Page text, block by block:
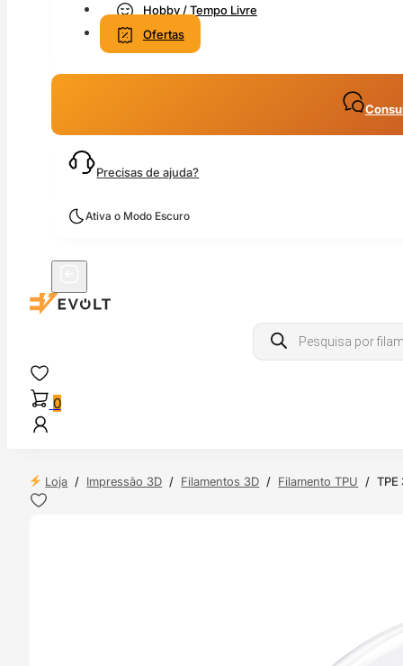
Hobby / Tempo Livre
Ofertas
Precisas de ajuda?
Ativa o Modo Escuro
Products
search
0
Loja / Impressão 3D / Filamentos 3D / Filamento TPU / TPE